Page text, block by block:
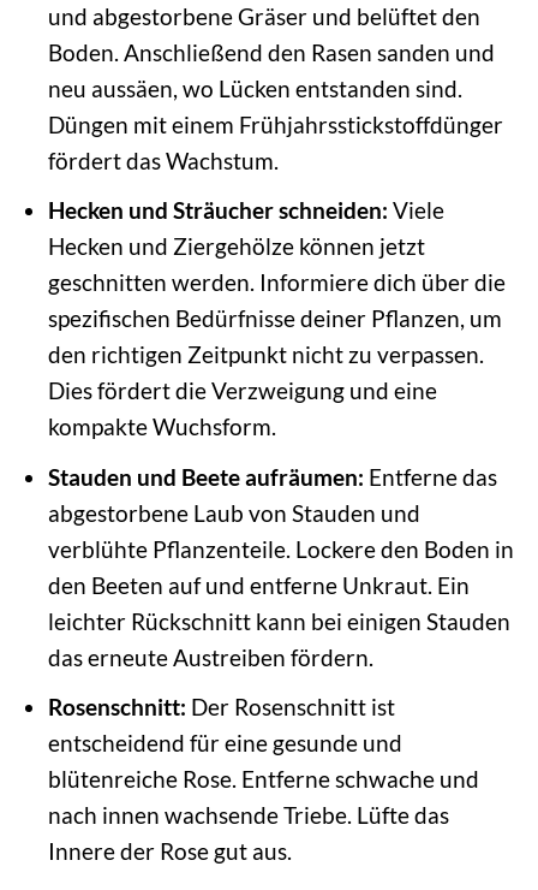
und abgestorbene Gräser und belüftet den
Boden. Anschließend den Rasen sanden und
neu aussäen, wo Lücken entstanden sind.
Düngen mit einem Frühjahrsstickstoffdünger
fördert das Wachstum.
Hecken und Sträucher schneiden: Viele
Hecken und Ziergehölze können jetzt
geschnitten werden. Informiere dich über die
spezifischen Bedürfnisse deiner Pflanzen, um
den richtigen Zeitpunkt nicht zu verpassen.
Dies fördert die Verzweigung und eine
kompakte Wuchsform.
Stauden und Beete aufräumen: Entferne das
abgestorbene Laub von Stauden und
verblühte Pflanzenteile. Lockere den Boden in
den Beeten auf und entferne Unkraut. Ein
leichter Rückschnitt kann bei einigen Stauden
das erneute Austreiben fördern.
Rosenschnitt: Der Rosenschnitt ist
entscheidend für eine gesunde und
blütenreiche Rose. Entferne schwache und
nach innen wachsende Triebe. Lüfte das
Innere der Rose gut aus.